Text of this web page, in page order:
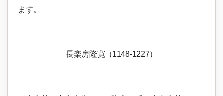
ます。
長楽房隆寛（1148-1227）